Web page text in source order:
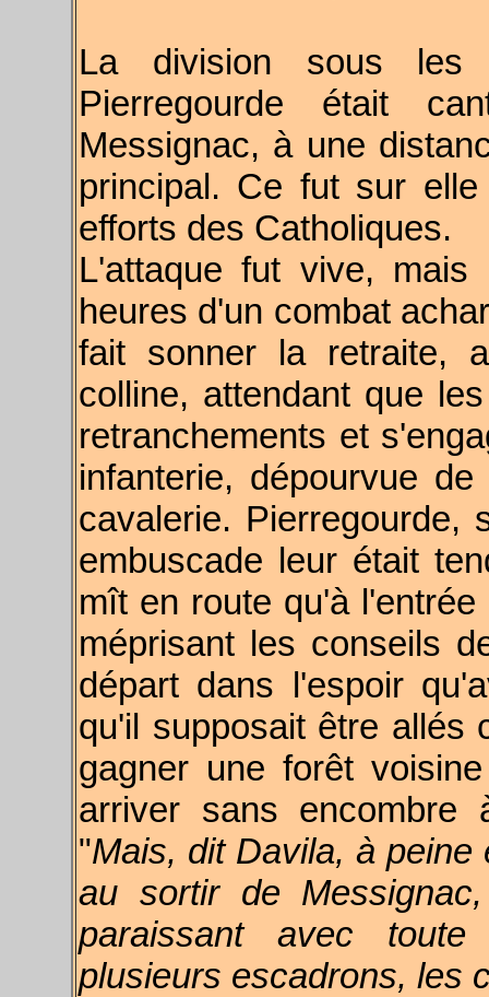
La division sous
Pierregourde était
Messignac, à une
principal. Ce fut sur
efforts des Catholiques.
L'attaque fut vive,
heures d'un combat
fait sonner la retraite,
colline, attendant que
retranchements et
infanterie, dépourvue
cavalerie. Pierregourde,
embuscade leur était
mît en route qu'à
méprisant les conseils
départ dans l'espoir
qu'il supposait être allés
gagner une forêt
arriver sans encombre
"Mais, dit Davila, à peine
au sortir de
paraissant avec
plusieurs escadrons, les